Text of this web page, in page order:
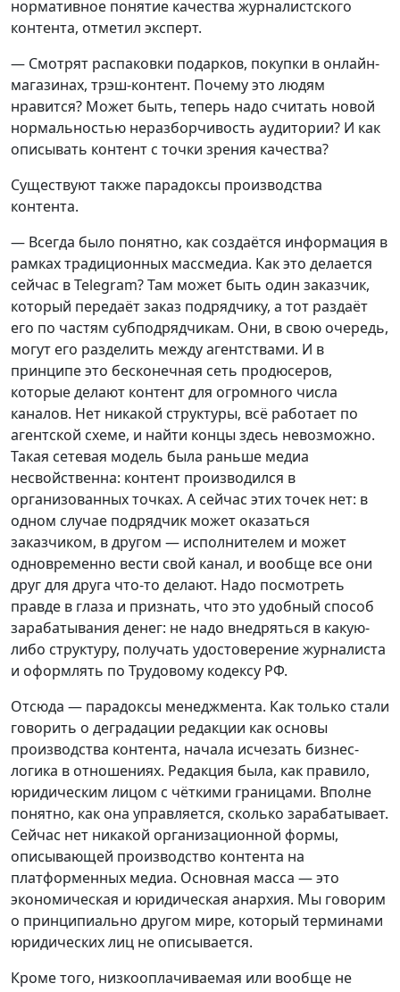
нормативное понятие качества журналистского
контента, отметил эксперт.
— Смотрят распаковки подарков, покупки в онлайн-
магазинах, трэш-контент. Почему это людям
нравится? Может быть, теперь надо считать новой
нормальностью неразборчивость аудитории? И как
описывать контент с точки зрения качества?
Существуют также парадоксы производства
контента.
— Всегда было понятно, как создаётся информация в
рамках традиционных массмедиа. Как это делается
сейчас в Telegram? Там может быть один заказчик,
который передаёт заказ подрядчику, а тот раздаёт
его по частям субподрядчикам. Они, в свою очередь,
могут его разделить между агентствами. И в
принципе это бесконечная сеть продюсеров,
которые делают контент для огромного числа
каналов. Нет никакой структуры, всё работает по
агентской схеме, и найти концы здесь невозможно.
Такая сетевая модель была раньше медиа
несвойственна: контент производился в
организованных точках. А сейчас этих точек нет: в
одном случае подрядчик может оказаться
заказчиком, в другом — исполнителем и может
одновременно вести свой канал, и вообще все они
друг для друга что-то делают. Надо посмотреть
правде в глаза и признать, что это удобный способ
зарабатывания денег: не надо внедряться в какую-
либо структуру, получать удостоверение журналиста
и оформлять по Трудовому кодексу РФ.
Отсюда — парадоксы менеджмента. Как только стали
говорить о деградации редакции как основы
производства контента, начала исчезать бизнес-
логика в отношениях. Редакция была, как правило,
юридическим лицом с чёткими границами. Вполне
понятно, как она управляется, сколько зарабатывает.
Сейчас нет никакой организационной формы,
описывающей производство контента на
платформенных медиа. Основная масса — это
экономическая и юридическая анархия. Мы говорим
о принципиально другом мире, который терминами
юридических лиц не описывается.
Кроме того, низкооплачиваемая или вообще не